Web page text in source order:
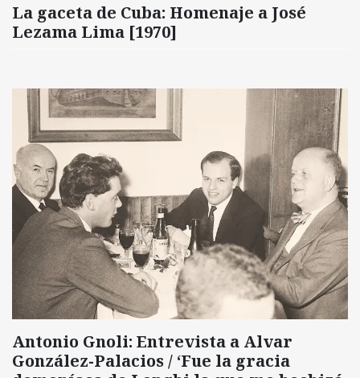
La gaceta de Cuba: Homenaje a José
Lezama Lima [1970]
Antonio Gnoli: Entrevista a Alvar
González-Palacios / ‘Fue la gracia